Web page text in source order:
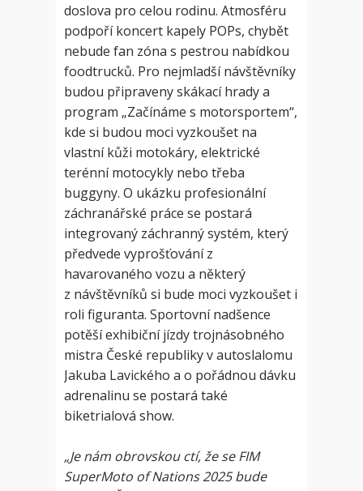
doslova pro celou rodinu. Atmosféru
podpoří koncert kapely POPs, chybět
nebude fan zóna s pestrou nabídkou
foodtrucků. Pro nejmladší návštěvníky
budou připraveny skákací hrady a
program „Začínáme s motorsportem“,
kde si budou moci vyzkoušet na
vlastní kůži motokáry, elektrické
terénní motocykly nebo třeba
buggyny. O ukázku profesionální
záchranářské práce se postará
integrovaný záchranný systém, který
předvede vyprošťování z
havarovaného vozu a některý
z návštěvníků si bude moci vyzkoušet i
roli figuranta. Sportovní nadšence
potěší exhibiční jízdy trojnásobného
mistra České republiky v autoslalomu
Jakuba Lavického a o pořádnou dávku
adrenalinu se postará také
biketrialová show.
„Je nám obrovskou ctí, že se FIM
SuperMoto of Nations 2025 bude